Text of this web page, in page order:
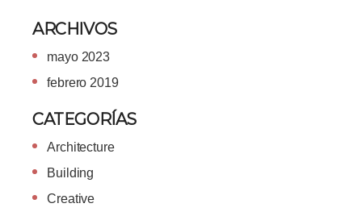
ARCHIVOS
mayo 2023
febrero 2019
CATEGORÍAS
Architecture
Building
Creative